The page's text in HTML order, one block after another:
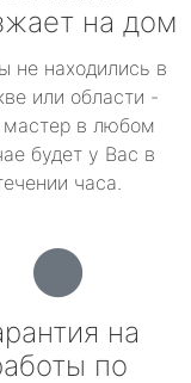
на дом
не находились в
или области -
в любом
будет у Вас в
часа.
на
по